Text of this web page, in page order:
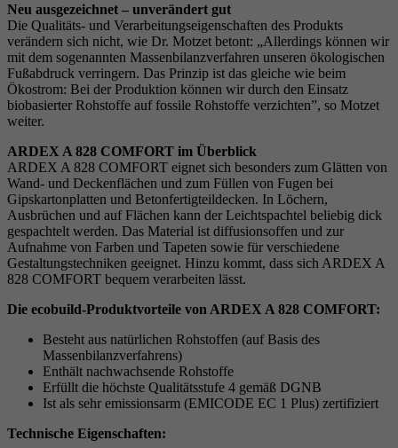
Neu ausgezeichnet – unverändert gut
Die Qualitäts- und Verarbeitungseigenschaften des Produkts
verändern sich nicht, wie Dr. Motzet betont: „Allerdings können wir
mit dem sogenannten Massenbilanzverfahren unseren ökologischen
Fußabdruck verringern. Das Prinzip ist das gleiche wie beim
Ökostrom: Bei der Produktion können wir durch den Einsatz
biobasierter Rohstoffe auf fossile Rohstoffe verzichten”, so Motzet
weiter.
ARDEX A 828 COMFORT im Überblick
ARDEX A 828 COMFORT eignet sich besonders zum Glätten von
Wand- und Deckenflächen und zum Füllen von Fugen bei
Gipskartonplatten und Betonfertigteildecken. In Löchern,
Ausbrüchen und auf Flächen kann der Leichtspachtel beliebig dick
gespachtelt werden. Das Material ist diffusionsoffen und zur
Aufnahme von Farben und Tapeten sowie für verschiedene
Gestaltungstechniken geeignet. Hinzu kommt, dass sich ARDEX A
828 COMFORT bequem verarbeiten lässt.
Die ecobuild-Produktvorteile von ARDEX A 828 COMFORT:
Besteht aus natürlichen Rohstoffen (auf Basis des
Massenbilanzverfahrens)
Enthält nachwachsende Rohstoffe
Erfüllt die höchste Qualitätsstufe 4 gemäß DGNB
Ist als sehr emissionsarm (EMICODE EC 1 Plus) zertifiziert
Technische Eigenschaften: